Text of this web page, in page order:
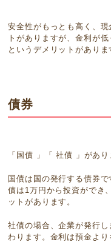
安全性がもっとも高く、
トがありますが、金利が
というデメリットがありま
債券
「国債 」「 社債 」があり
国債は国の発行する債券
債は1万円から投資ができ
ットがあります。
社債の場合、企業が発行
わります。金利は預金よ